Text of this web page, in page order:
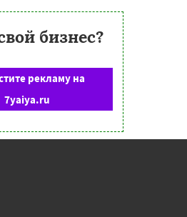
бизнес?
рекламу на
7yaiya.ru